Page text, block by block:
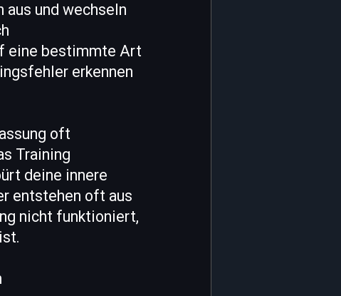
und wechseln
eine bestimmte Art
erkennen
oft
Training
deine innere
entstehen oft aus
nicht funktioniert,